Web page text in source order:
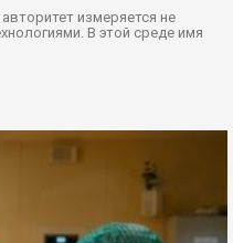
измеряется не
В этой среде имя